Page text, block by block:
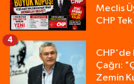
Meclis
CHP
CHP'de
Çağrı:
Zemin
4